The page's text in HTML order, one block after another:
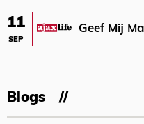
11
SEP
Geef Mij
Blogs